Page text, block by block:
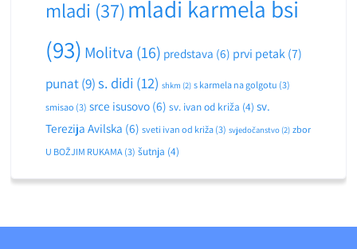
mladi (37)mladi karmela bsi
(93) Molitva (16) predstava (6) prvi petak(7)
punat(9)s. didi (12) shkm (2) s karmela na golgotu (3)
smisao (3) srce isusovo(6) sv. ivan od križa (4) sv.
Terezija Avilska (6) sveti ivan od križa(3) svjedočanstvo(2) zbor
U BOŽJIM RUKAMA(3) šutnja (4)